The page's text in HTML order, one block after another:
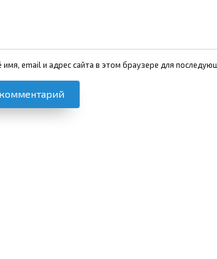
имя, email и адрес сайта в этом браузере для